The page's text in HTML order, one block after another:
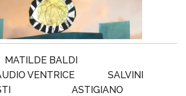
MATILDE BALDI
VENTRICE
SALVINI
ASTIGIANO